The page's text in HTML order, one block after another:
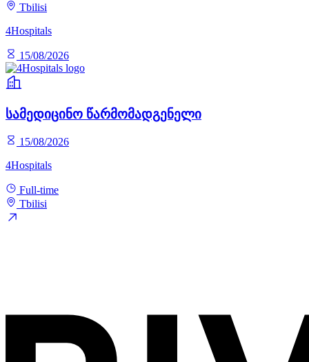
Tbilisi
4Hospitals
15/08/2026
სამედიცინო წარმომადგენელი
15/08/2026
4Hospitals
Full-time
Tbilisi